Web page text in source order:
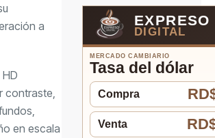
a
contraste,
en escala
EXPRESO
DIGITAL
MERCADO CAMBIARIO
Tasa del dólar
Compra
Venta